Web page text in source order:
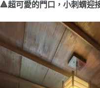
🔺超可愛的門口，小刺蝟迎